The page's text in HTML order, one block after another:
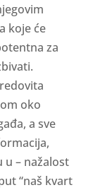
koje će
za
oko
a sve
u – nažalost
“naš kvart